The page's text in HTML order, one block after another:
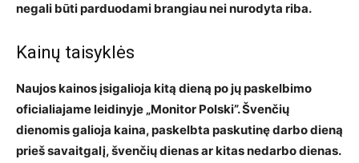
negali būti parduodami brangiau nei nurodyta riba.
Kainų taisyklės
Naujos kainos įsigalioja kitą dieną po jų paskelbimo
oficialiajame leidinyje „Monitor Polski”. Švenčių
dienomis galioja kaina, paskelbta paskutinę darbo dieną
prieš savaitgalį, švenčių dienas ar kitas nedarbo dienas.